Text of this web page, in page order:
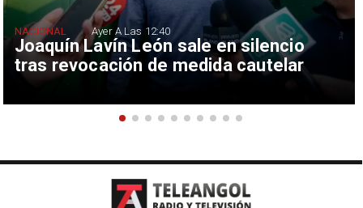
Joaquín Lavín León sale en silencio
tras revocación de medida cautelar
NACIONAL Ayer A Las 12:40